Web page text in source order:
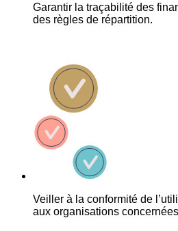
Garantir la traçabilité des
des règles de répartition.
Veiller à la conformité de
aux organisations